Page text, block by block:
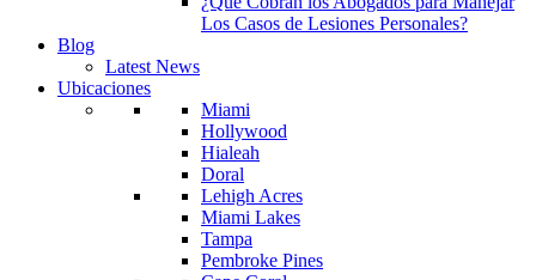
Los Casos de Lesiones Personales?
Blog
Latest News
Ubicaciones
Miami
Hollywood
Hialeah
Doral
Lehigh Acres
Miami Lakes
Tampa
Pembroke Pines